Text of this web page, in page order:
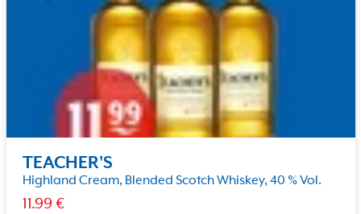
TEACHER'S
Highland Cream, Blended Scotch Whiskey, 40 % Vol.
11.99 €